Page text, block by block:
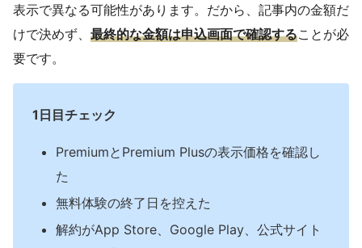
表示で異なる可能性があります。だから、記事内の金額だ
けで決めず、 最終的な金額は申込画面で確認することが必
要です。
1日目チェック
PremiumとPremium Plusの表示価格を確認し
た
無料体験の終了日を控えた
解約がApp Store、Google Play、公式サイト